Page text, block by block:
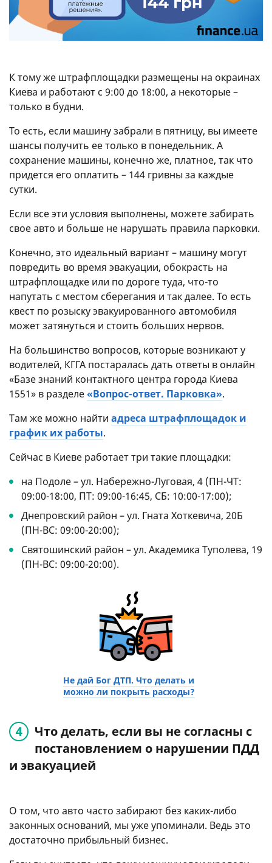
К тому же штрафплощадки размещены на окраинах
Киева и работают с 9:00 до 18:00, а некоторые –
только в будни.
То есть, если машину забрали в пятницу, вы имеете
шансы получить ее только в понедельник. А
сохранение машины, конечно же, платное, так что
придется его оплатить – 144 гривны за каждые
сутки.
Если все эти условия выполнены, можете забирать
свое авто и больше не нарушать правила парковки.
Конечно, это идеальный вариант – машину могут
повредить во время эвакуации, обокрасть на
штрафплощадке или по дороге туда, что-то
напутать с местом сберегания и так далее. То есть
квест по розыску эвакуированного автомобиля
может затянуться и стоить больших нервов.
На большинство вопросов, которые возникают у
водителей, КГГА постаралась дать ответы в онлайн
«Базе знаний контактного центра города Киева
1551» в разделе«Вопрос-ответ. Парковка».
Там же можно найти адреса штрафплощадок и
график их работы.
Сейчас в Киеве работает три такие площадки:
на Подоле – ул. Набережно-Луговая, 4 (ПН-ЧТ:
09:00-18:00, ПТ: 09:00-16:45, СБ: 10:00-17:00);
Днепровский район – ул. Гната Хоткевича, 20Б
(ПН-ВС: 09:00-20:00);
Святошинский район – ул. Академика Туполева, 19
(ПН-ВС: 09:00-20:00).
Не дай Бог ДТП. Что делать и
можно ли покрыть расходы?
Что делать, если вы не согласны с
постановлением о нарушении ПДД
и эвакуацией
О том, что авто часто забирают без каких-либо
законных оснований, мы уже упоминали. Ведь это
достаточно прибыльный бизнес.